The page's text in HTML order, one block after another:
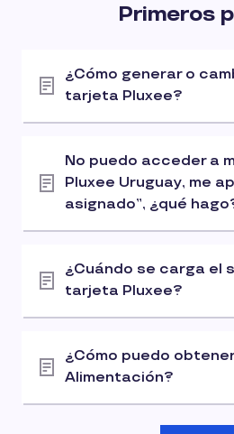
Primeros
¿Cómo generar o
tarjeta Pluxee?
No puedo acceder a
Pluxee Uruguay, me
asignado”, ¿qué
¿Cuándo se carga el
tarjeta Pluxee?
¿Cómo puedo
Alimentación?